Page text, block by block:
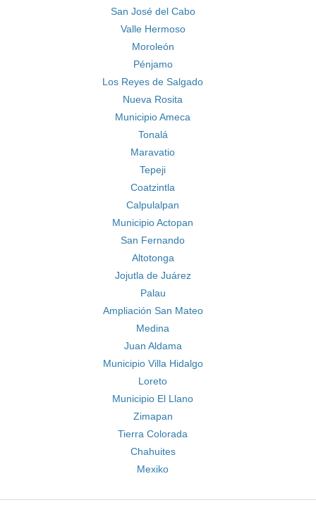
San José del Cabo
Valle Hermoso
Moroleón
Pénjamo
Los Reyes de Salgado
Nueva Rosita
Municipio Ameca
Tonalá
Maravatio
Tepeji
Coatzintla
Calpulalpan
Municipio Actopan
San Fernando
Altotonga
Jojutla de Juárez
Palau
Ampliación San Mateo
Medina
Juan Aldama
Municipio Villa Hidalgo
Loreto
Municipio El Llano
Zimapan
Tierra Colorada
Chahuites
Mexiko